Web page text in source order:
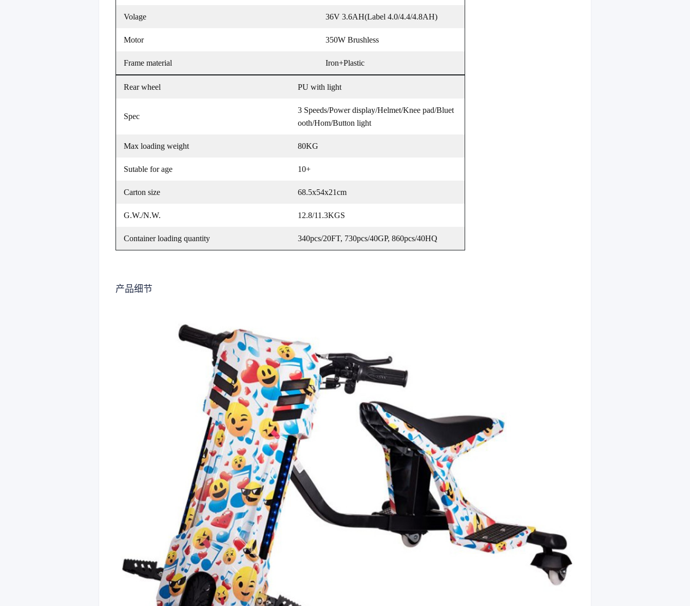
Volage 36V 3.6AH(Label 4.0/4.4/4.8AH)
Motor 350W Brushless
Frame material Iron+Plastic
Rear wheel PU with light
Spec
3 Speeds/Power display/Helmet/Knee pad/Bluet
ooth/Hom/Button light
Max loading weight 80KG
Sutable for age 10+
Carton size 68.5x54x21cm
G.W./N.W. 12.8/11.3KGS
Container loading quantity 340pcs/20FT, 730pcs/40GP, 860pcs/40HQ
产品细节